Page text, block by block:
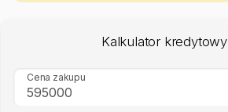
Kalkulator kredytowy
Cena zakupu